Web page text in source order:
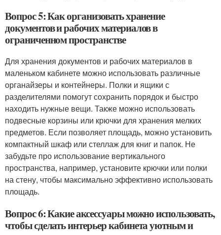
Вопрос 5: Как организовать хранение
документов и рабочих материалов в
ограниченном пространстве
Для хранения документов и рабочих материалов в
маленьком кабинете можно использовать различные
органайзеры и контейнеры. Полки и ящики с
разделителями помогут сохранить порядок и быстро
находить нужные вещи. Также можно использовать
подвесные корзины или крючки для хранения мелких
предметов. Если позволяет площадь, можно установить
компактный шкаф или стеллаж для книг и папок. Не
забудьте про использование вертикального
пространства, например, установите крючки или полки
на стену, чтобы максимально эффективно использовать
площадь.
Вопрос 6: Какие аксессуары можно использовать,
чтобы сделать интерьер кабинета уютным и